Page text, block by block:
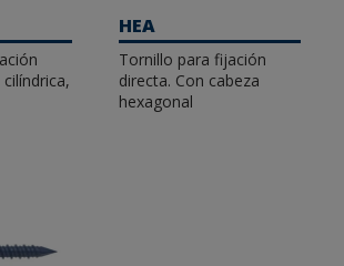
HEA
Tornillo para fijación
directa. Con cabeza
hexagonal